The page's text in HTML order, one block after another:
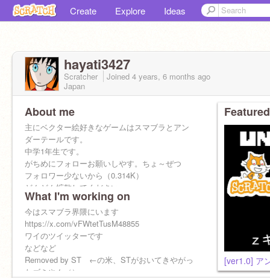
Create Explore Ideas
hayati3427
Scratcher Joined 4 years, 6 months ago
Japan
About me
主にベクター絵好きなゲームはスマブラとアン
ダーテールです。
中学1年生です。
がちめにフォローお願いしやす。ちょ～ぜつ
フォロワー少ないから（0.314K）
どんどん拡散してください
スク友@asobaruu-newtoon-
リア友@NAGOMARU
海神
What I'm working on
今はスマブラ界隈にいます
https://x.com/vFWtetTusM48855
ワイのツイッターです
などなど
Removed by ST ←の米、STがおいてきやがっ
たゴミやん（）